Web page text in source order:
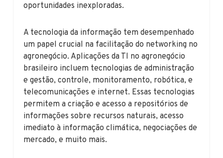
oportunidades inexploradas.
A tecnologia da informação tem desempenhado
um papel crucial na facilitação do networking no
agronegócio. Aplicações da TI no agronegócio
brasileiro incluem tecnologias de administração
e gestão, controle, monitoramento, robótica, e
telecomunicações e internet. Essas tecnologias
permitem a criação e acesso a repositórios de
informações sobre recursos naturais, acesso
imediato à informação climática, negociações de
mercado, e muito mais.